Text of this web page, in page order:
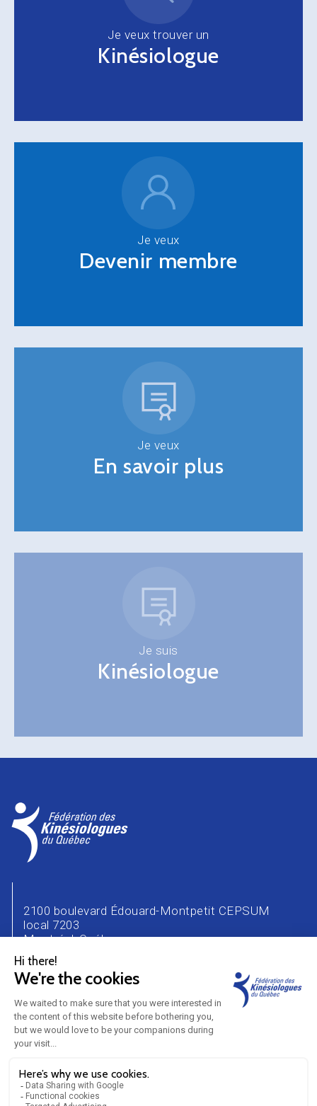
Je veux trouver un
Kinésiologue
Je veux
Devenir membre
Je veux
En savoir plus
Je suis
Kinésiologue
2100 boulevard Édouard-Montpetit CEPSUM
local 7203
Montréal, Québec
H3T 1J4
Téléphone : 514 343-2471
Courriel :info@kinesiologue.com
NOUS JOINDRE
ANNONCEURS
BLOGUE